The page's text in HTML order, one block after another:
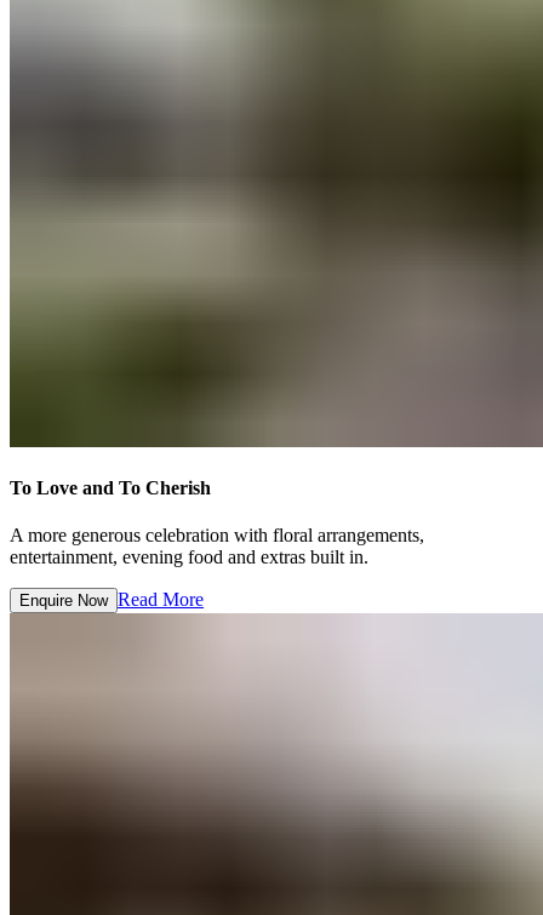
To Love and To Cherish​​​​‌ ‍ ​‍​‍‌‍ ‌ ​‍‌‍‍‌‌‍‌ ‌‍‍‌‌‍ ‍​‍​‍​ ‍‍​‍​‍‌ ​ ‌‍​‌‌‍ ‍‌‍‍‌‌ ‌​‌ ‍‌​‍ ‍‌‍‍‌‌‍ ​‍​‍​‍ ​​‍​‍‌‍‍​‌ ​‍‌‍‌‌‌‍‌‍​‍​‍​ ‍‍​‍​‍‌‍‍​‌ ‌​‌ ‌​‌ ​​‌ ​ ​ ‍‍​‍ ​‍ ‌‍ ​​‍ ‌‌‍​‌‌‍ ‍‌‍‌​​‍ ‌‌ ​‍​‍ ‌‌‍‍​‌‍ ‌ ‌​‌‍‌‌‌‍ ​‌ ​ ​‍ ‌‌ ​ ‌ ‌​‌ ‌‌‌‍‌​‌‍‍‌‌‍ ​‍ ‍‌ ‌‍‌‍‌‌‌ ​‍‌‍​ ‌‍‌‌‌‍ ​​‍ ‍‌‍​‌‌ ​​‌ ​​​‍ ‌‍‍‌‌‍ ‍‌ ‌​‌‍‌‌‌‍ ‍‌ ‌​​‍ ‌‍‌‌‌‍‌​‌‍‍‌‌ ‌​​‍ ‌‍ ‌‌‍ ‌‍‌​‌‍‌‌​ ‌‌ ​​‌ ​‍‌‍‌‌‌ ​ ‌‍‌‌‌‍ ‍‌ ‌​‌‍​‌‌ ‌​‌‍‍‌‌‍ ‌‍ ‍​ ‍ ‌‍‍‌‌‍‌​​ ‌​ ​‍​ ‍‌​ ‌​‌‍‌​​ ‌‌​ ‌‌‌‍‌‍​ ‌​​‍ ‌‌‍​‍‌‍‌‌​ ‌‌‌‍‌‌​‍ ‌​ ‌​​ ​​‌‍​‌​ ​‌​‍ ‌‌‍​‌​ ‌ ​ ‍‌​ ‌ ​‍ ‌‌‍‌‍​ ‌ ​ ​ ‌‍​‍‌‍‌‍‌‍‌​‌‍​ ‌‍‌‌​ ‌ ‌‍​‍‌‍‌‌​ ​​​ ‍ ‌ ‌​‌ ‍‌‌ ​​‌‍‌‌​ ‌‌‍‍​‌‍ ‌ ‌​‌‍‌‌‌‍ ​‌‌​ ‌‍‍‌‌ ‌​‌‍‌‌‌‌​​‌‍​‌‌‍‌ ‌‍‌‌​ ‍ ‌ ​​‌‍​‌‌ ‌​‌‍‍​​ ‌‌ ​​‌‍​‌‌‍‌ ‌‍‌‌‌​​‍‌ ‌‌‌‍‍‌‌‍ ​‌‍‌​‌‍‌‌‌ ​‍​‍‌‌​ ‌‌‌​​‍‌‌ ‌‍‍ ‌‍‌‌‌ ‍‌​‍‌‌​ ​ ‌​‌​​‍‌‌​ ​ ‌​‌​​‍‌‌​ ​‍​ ​‍‌‍​‍​ ​ ‌‍‌‍​ ​‌​ ‌‍​ ‍‌‌‍‌‍​ ‍​‌‍‌‍‌‍‌‍‌‍‌‌​ ​‍​‍‌‌​ ​‍​ ​‍​‍‌‌​ ‌‌‌​‌​​‍ ‍‌‍​ ‌‍ ‌‍ ‍‌ ‌​‌‍‌‌‌‍ ‍‌ ‌​​‍‌‌​ ‌‌‌​​‍‌‌ ‌‍‍ ‌‍‌‌‌ ‍‌​‍‌‌​ ​ ‌​‌​​‍‌‌​ ​ ‌​‌​​‍‌‌​ ​‍​ ​‍‌‍‌​​ ‍​​ ‌ ‌‍​ ​ ‌ ​ ​​​ ​‌​ ‌‍‌‍‌​​ ‍‌​ ​ ​ ​‍​‍‌‌​ ​‍​ ​‍​‍‌‌​ ‌‌‌​‌​​‍ ‍‌ ‌​‌‍‍‌‌ ‌​‌‍ ​‌‍‌‌​ ‌‍​‍‌‍​‌‌ ​ ‌‍‌‌‌‌‌‌‌ ​‍‌‍ ​​ ‌‌‍‍​‌ ‌​‌ ‌​‌ ​​‌ ​ ​‍‌‌​ ​ ‌​​‌​‍‌‌​ ​‍‌​‌‍​‍‌‌​ ​‍‌​‌‍‌‍ ​​‍ ‌‌‍​‌‌‍ ‍‌‍‌​​‍ ‌‌ ​‍​‍ ‌‌‍‍​‌‍ ‌ ‌​‌‍‌‌‌‍ ​‌ ​ ​‍ ‌‌ ​ ‌ ‌​‌ ‌‌‌‍‌​‌‍‍‌‌‍ ​‍ ‍‌ ‌‍‌‍‌‌‌ ​‍‌‍​ ‌‍‌‌‌‍ ​​‍ ‍‌‍​‌‌ ​​‌ ​​​‍‌‍‌‍‍‌‌‍‌​​ ‌​ ​‍​ ‍‌​ ‌​‌‍‌​​ ‌‌​ ‌‌‌‍‌‍​ ‌​​‍ ‌‌‍​‍‌‍‌‌​ ‌‌‌‍‌‌​‍ ‌​ ‌​​ ​​‌‍​‌​ ​‌​‍ ‌‌‍​‌​ ‌ ​ ‍‌​ ‌ ​‍ ‌‌‍‌‍​ ‌ ​ ​ ‌‍​‍‌‍‌‍‌‍‌​‌‍​ ‌‍‌‌​ ‌ ‌‍​‍‌‍‌‌​ ​​​‍‌‍‌ ‌​‌ ‍‌‌ ​​‌‍‌‌​ ‌‌‍‍​‌‍ ‌ ‌​‌‍‌‌‌‍ ​‌‌​ ‌‍‍‌‌ ‌​‌‍‌‌‌‌​​‌‍​‌‌‍‌ ‌‍‌‌​‍‌‍‌ ​​‌‍​‌‌ ‌​‌‍‍​​ ‌‌ ​​‌‍​‌‌‍‌ ‌‍‌‌‌​​‍‌ ‌‌‌‍‍‌‌‍ ​‌‍‌​‌‍‌‌‌ ​‍​‍‌‌​ ‌‌‌​​‍‌‌ ‌‍‍ ‌‍‌‌‌ ‍‌​‍‌‌​ ​ ‌​‌​​‍‌‌​ ​ ‌​‌​​‍‌‌​ ​‍​ ​‍‌‍​‍​ ​ ‌‍‌‍​ ​‌​ ‌‍​ ‍‌‌‍‌‍​ ‍​‌‍‌‍‌‍‌‍‌‍‌‌​ ​‍​‍‌‌​ ​‍​ ​‍​‍‌‌​ ‌‌‌​‌​​‍ ‍‌‍​ ‌‍ ‌‍ ‍‌ ‌​‌‍‌‌‌‍ ‍‌ ‌​​‍‌‌​ ‌‌‌​​‍‌‌ ‌‍‍ ‌‍‌‌‌ ‍‌​‍‌‌​ ​ ‌​‌​​‍‌‌​ ​ ‌​‌​​‍‌‌​ ​‍​ ​‍‌‍‌​​ ‍​​ ‌ ‌‍​ ​ ‌ ​ ​​​ ​‌​ ‌‍‌‍‌​​ ‍‌​ ​ ​ ​‍​‍‌‌​ ​‍​ ​‍​‍‌‌​ ‌‌‌​‌​​‍ ‍‌ ‌​‌‍‍‌‌ ‌​‌‍ ​‌‍‌‌​‍‌‍‌ ​​‌‍‌‌‌ ​‍‌ ​ ‌ ​​‌‍‌‌‌‍​ ‌ ‌​‌‍‍‌‌ ‌‍‌‍‌‌​ ‌‌ ​​‌ ‌‌‌‍​‍‌‍ ​‌‍‍‌‌ ​ ‌‍‍​‌‍‌‌‌‍‌​​‍​‍‌ ‌
A more generous celebration with floral arrangements,
entertainment, evening food and extras built in.​​​​‌ ‍ ​‍​‍‌‍ ‌ ​‍‌‍‍‌‌‍‌ ‌‍‍‌‌‍ ‍​‍​‍​ ‍‍​‍​‍‌ ​ ‌‍​‌‌‍ ‍‌‍‍‌‌ ‌​‌ ‍‌​‍ ‍‌‍‍‌‌‍ ​‍​‍​‍ ​​‍​‍‌‍‍​‌ ​‍‌‍‌‌‌‍‌‍​‍​‍​ ‍‍​‍​‍‌‍‍​‌ ‌​‌ ‌​‌ ​​‌ ​ ​ ‍‍​‍ ​‍ ‌‍ ​​‍ ‌‌‍​‌‌‍ ‍‌‍‌​​‍ ‌‌ ​‍​‍ ‌‌‍‍​‌‍ ‌ ‌​‌‍‌‌‌‍ ​‌ ​ ​‍ ‌‌ ​ ‌ ‌​‌ ‌‌‌‍‌​‌‍‍‌‌‍ ​‍ ‍‌ ‌‍‌‍‌‌‌ ​‍‌‍​ ‌‍‌‌‌‍ ​​‍ ‍‌‍​‌‌ ​​‌ ​​​‍ ‌‍‍‌‌‍ ‍‌ ‌​‌‍‌‌‌‍ ‍‌ ‌​​‍ ‌‍‌‌‌‍‌​‌‍‍‌‌ ‌​​‍ ‌‍ ‌‌‍ ‌‍‌​‌‍‌‌​ ‌‌ ​​‌ ​‍‌‍‌‌‌ ​ ‌‍‌‌‌‍ ‍‌ ‌​‌‍​‌‌ ‌​‌‍‍‌‌‍ ‌‍ ‍​ ‍ ‌‍‍‌‌‍‌​​ ‌​ ​‍​ ‍‌​ ‌​‌‍‌​​ ‌‌​ ‌‌‌‍‌‍​ ‌​​‍ ‌‌‍​‍‌‍‌‌​ ‌‌‌‍‌‌​‍ ‌​ ‌​​ ​​‌‍​‌​ ​‌​‍ ‌‌‍​‌​ ‌ ​ ‍‌​ ‌ ​‍ ‌‌‍‌‍​ ‌ ​ ​ ‌‍​‍‌‍‌‍‌‍‌​‌‍​ ‌‍‌‌​ ‌ ‌‍​‍‌‍‌‌​ ​​​ ‍ ‌ ‌​‌ ‍‌‌ ​​‌‍‌‌​ ‌‌‍‍​‌‍ ‌ ‌​‌‍‌‌‌‍ ​‌‌​ ‌‍‍‌‌ ‌​‌‍‌‌‌‌​​‌‍​‌‌‍‌ ‌‍‌‌​ ‍ ‌ ​​‌‍​‌‌ ‌​‌‍‍​​ ‌‌ ​​‌‍​‌‌‍‌ ‌‍‌‌‌​​‍‌ ‌‌‌‍‍‌‌‍ ​‌‍‌​‌‍‌‌‌ ​‍​‍‌‌​ ‌‌‌​​‍‌‌ ‌‍‍ ‌‍‌‌‌ ‍‌​‍‌‌​ ​ ‌​‌​​‍‌‌​ ​ ‌​‌​​‍‌‌​ ​‍​ ​‍‌‍​‍​ ​ ‌‍‌‍​ ​‌​ ‌‍​ ‍‌‌‍‌‍​ ‍​‌‍‌‍‌‍‌‍‌‍‌‌​ ​‍​‍‌‌​ ​‍​ ​‍​‍‌‌​ ‌‌‌​‌​​‍ ‍‌‍​ ‌‍ ‌‍ ‍‌ ‌​‌‍‌‌‌‍ ‍‌ ‌​​‍‌‌​ ‌‌‌​​‍‌‌ ‌‍‍ ‌‍‌‌‌ ‍‌​‍‌‌​ ​ ‌​‌​​‍‌‌​ ​ ‌​‌​​‍‌‌​ ​‍​ ​‍‌‍‌​​ ‍​​ ‌ ‌‍​ ​ ‌ ​ ​​​ ​‌​ ‌‍‌‍‌​​ ‍‌​ ​ ​ ​‍​‍‌‌​ ​‍​ ​‍​‍‌‌​ ‌‌‌​‌​​‍ ‍‌‍‌‌‌ ‍​‌‍​ ‌‍‌‌‌ ​‍‌ ​​‌ ‌​​ ‌‍​‍‌‍​‌‌ ​ ‌‍‌‌‌‌‌‌‌ ​‍‌‍ ​​ ‌‌‍‍​‌ ‌​‌ ‌​‌ ​​‌ ​ ​‍‌‌​ ​ ‌​​‌​‍‌‌​ ​‍‌​‌‍​‍‌‌​ ​‍‌​‌‍‌‍ ​​‍ ‌‌‍​‌‌‍ ‍‌‍‌​​‍ ‌‌ ​‍​‍ ‌‌‍‍​‌‍ ‌ ‌​‌‍‌‌‌‍ ​‌ ​ ​‍ ‌‌ ​ ‌ ‌​‌ ‌‌‌‍‌​‌‍‍‌‌‍ ​‍ ‍‌ ‌‍‌‍‌‌‌ ​‍‌‍​ ‌‍‌‌‌‍ ​​‍ ‍‌‍​‌‌ ​​‌ ​​​‍‌‍‌‍‍‌‌‍‌​​ ‌​ ​‍​ ‍‌​ ‌​‌‍‌​​ ‌‌​ ‌‌‌‍‌‍​ ‌​​‍ ‌‌‍​‍‌‍‌‌​ ‌‌‌‍‌‌​‍ ‌​ ‌​​ ​​‌‍​‌​ ​‌​‍ ‌‌‍​‌​ ‌ ​ ‍‌​ ‌ ​‍ ‌‌‍‌‍​ ‌ ​ ​ ‌‍​‍‌‍‌‍‌‍‌​‌‍​ ‌‍‌‌​ ‌ ‌‍​‍‌‍‌‌​ ​​​‍‌‍‌ ‌​‌ ‍‌‌ ​​‌‍‌‌​ ‌‌‍‍​‌‍ ‌ ‌​‌‍‌‌‌‍ ​‌‌​ ‌‍‍‌‌ ‌​‌‍‌‌‌‌​​‌‍​‌‌‍‌ ‌‍‌‌​‍‌‍‌ ​​‌‍​‌‌ ‌​‌‍‍​​ ‌‌ ​​‌‍​‌‌‍‌ ‌‍‌‌‌​​‍‌ ‌‌‌‍‍‌‌‍ ​‌‍‌​‌‍‌‌‌ ​‍​‍‌‌​ ‌‌‌​​‍‌‌ ‌‍‍ ‌‍‌‌‌ ‍‌​‍‌‌​ ​ ‌​‌​​‍‌‌​ ​ ‌​‌​​‍‌‌​ ​‍​ ​‍‌‍​‍​ ​ ‌‍‌‍​ ​‌​ ‌‍​ ‍‌‌‍‌‍​ ‍​‌‍‌‍‌‍‌‍‌‍‌‌​ ​‍​‍‌‌​ ​‍​ ​‍​‍‌‌​ ‌‌‌​‌​​‍ ‍‌‍​ ‌‍ ‌‍ ‍‌ ‌​‌‍‌‌‌‍ ‍‌ ‌​​‍‌‌​ ‌‌‌​​‍‌‌ ‌‍‍ ‌‍‌‌‌ ‍‌​‍‌‌​ ​ ‌​‌​​‍‌‌​ ​ ‌​‌​​‍‌‌​ ​‍​ ​‍‌‍‌​​ ‍​​ ‌ ‌‍​ ​ ‌ ​ ​​​ ​‌​ ‌‍‌‍‌​​ ‍‌​ ​ ​ ​‍​‍‌‌​ ​‍​ ​‍​‍‌‌​ ‌‌‌​‌​​‍ ‍‌‍‌‌‌ ‍​‌‍​ ‌‍‌‌‌ ​‍‌ ​​‌ ‌​​‍‌‍‌ ​​‌‍‌‌‌ ​‍‌ ​ ‌ ​​‌‍‌‌‌‍​ ‌ ‌​‌‍‍‌‌ ‌‍‌‍‌‌​ ‌‌ ​​‌ ‌‌‌‍​‍‌‍ ​‌‍‍‌‌ ​ ‌‍‍​‌‍‌‌‌‍‌​​‍​‍‌ ‌
Enquire Now​​​​‌ ‍ ​‍​‍‌‍ ‌ ​‍‌‍‍‌‌‍‌ ‌‍‍‌‌‍ ‍​‍​‍​ ‍‍​‍​‍‌ ​ ‌‍​‌‌‍ ‍‌‍‍‌‌ ‌​‌ ‍‌​‍ ‍‌‍‍‌‌‍ ​‍​‍​‍ ​​‍​‍‌‍‍​‌ ​‍‌‍‌‌‌‍‌‍​‍​‍​ ‍‍​‍​‍‌‍‍​‌ ‌​‌ ‌​‌ ​​‌ ​ ​ ‍‍​‍ ​‍ ‌‍ ​​‍ ‌‌‍​‌‌‍ ‍‌‍‌​​‍ ‌‌ ​‍​‍ ‌‌‍‍​‌‍ ‌ ‌​‌‍‌‌‌‍ ​‌ ​ ​‍ ‌‌ ​ ‌ ‌​‌ ‌‌‌‍‌​‌‍‍‌‌‍ ​‍ ‍‌ ‌‍‌‍‌‌‌ ​‍‌‍​ ‌‍‌‌‌‍ ​​‍ ‍‌‍​‌‌ ​​‌ ​​​‍ ‌‍‍‌‌‍ ‍‌ ‌​‌‍‌‌‌‍ ‍‌ ‌​​‍ ‌‍‌‌‌‍‌​‌‍‍‌‌ ‌​​‍ ‌‍ ‌‌‍ ‌‍‌​‌‍‌‌​ ‌‌ ​​‌ ​‍‌‍‌‌‌ ​ ‌‍‌‌‌‍ ‍‌ ‌​‌‍​‌‌ ‌​‌‍‍‌‌‍ ‌‍ ‍​ ‍ ‌‍‍‌‌‍‌​​ ‌​ ​‍​ ‍‌​ ‌​‌‍‌​​ ‌‌​ ‌‌‌‍‌‍​ ‌​​‍ ‌‌‍​‍‌‍‌‌​ ‌‌‌‍‌‌​‍ ‌​ ‌​​ ​​‌‍​‌​ ​‌​‍ ‌‌‍​‌​ ‌ ​ ‍‌​ ‌ ​‍ ‌‌‍‌‍​ ‌ ​ ​ ‌‍​‍‌‍‌‍‌‍‌​‌‍​ ‌‍‌‌​ ‌ ‌‍​‍‌‍‌‌​ ​​​ ‍ ‌ ‌​‌ ‍‌‌ ​​‌‍‌‌​ ‌‌‍‍​‌‍ ‌ ‌​‌‍‌‌‌‍ ​‌‌​ ‌‍‍‌‌ ‌​‌‍‌‌‌‌​​‌‍​‌‌‍‌ ‌‍‌‌​ ‍ ‌ ​​‌‍​‌‌ ‌​‌‍‍​​ ‌‌ ​​‌‍​‌‌‍‌ ‌‍‌‌‌​​‍‌ ‌‌‌‍‍‌‌‍ ​‌‍‌​‌‍‌‌‌ ​‍​‍‌‌​ ‌‌‌​​‍‌‌ ‌‍‍ ‌‍‌‌‌ ‍‌​‍‌‌​ ​ ‌​‌​​‍‌‌​ ​ ‌​‌​​‍‌‌​ ​‍​ ​‍‌‍​‍​ ​ ‌‍‌‍​ ​‌​ ‌‍​ ‍‌‌‍‌‍​ ‍​‌‍‌‍‌‍‌‍‌‍‌‌​ ​‍​‍‌‌​ ​‍​ ​‍​‍‌‌​ ‌‌‌​‌​​‍ ‍‌‍​ ‌‍ ‌‍ ‍‌ ‌​‌‍‌‌‌‍ ‍‌ ‌​​‍‌‌​ ‌‌‌​​‍‌‌ ‌‍‍ ‌‍‌‌‌ ‍‌​‍‌‌​ ​ ‌​‌​​‍‌‌​ ​ ‌​‌​​‍‌‌​ ​‍​ ​‍‌‍‌​​ ‍​​ ‌ ‌‍​ ​ ‌ ​ ​​​ ​‌​ ‌‍‌‍‌​​ ‍‌​ ​ ​ ​‍​‍‌‌​ ​‍​ ​‍​‍‌‌​ ‌‌‌​‌​​‍ ‍‌ ​​‌ ​‍‌‍‍‌‌‍ ‌‌‍​‌‌ ​‍‌ ‍‌‌​​ ‌ ‌​‌‍​‌​‍ ‍‌‍ ​‌‍​‌‌‍​‍‌‍‌‌‌‍ ​​ ‌‍​‍‌‍​‌‌ ​ ‌‍‌‌‌‌‌‌‌ ​‍‌‍ ​​ ‌‌‍‍​‌ ‌​‌ ‌​‌ ​​‌ ​ ​‍‌‌​ ​ ‌​​‌​‍‌‌​ ​‍‌​‌‍​‍‌‌​ ​‍‌​‌‍‌‍ ​​‍ ‌‌‍​‌‌‍ ‍‌‍‌​​‍ ‌‌ ​‍​‍ ‌‌‍‍​‌‍ ‌ ‌​‌‍‌‌‌‍ ​‌ ​ ​‍ ‌‌ ​ ‌ ‌​‌ ‌‌‌‍‌​‌‍‍‌‌‍ ​‍ ‍‌ ‌‍‌‍‌‌‌ ​‍‌‍​ ‌‍‌‌‌‍ ​​‍ ‍‌‍​‌‌ ​​‌ ​​​‍‌‍‌‍‍‌‌‍‌​​ ‌​ ​‍​ ‍‌​ ‌​‌‍‌​​ ‌‌​ ‌‌‌‍‌‍​ ‌​​‍ ‌‌‍​‍‌‍‌‌​ ‌‌‌‍‌‌​‍ ‌​ ‌​​ ​​‌‍​‌​ ​‌​‍ ‌‌‍​‌​ ‌ ​ ‍‌​ ‌ ​‍ ‌‌‍‌‍​ ‌ ​ ​ ‌‍​‍‌‍‌‍‌‍‌​‌‍​ ‌‍‌‌​ ‌ ‌‍​‍‌‍‌‌​ ​​​‍‌‍‌ ‌​‌ ‍‌‌ ​​‌‍‌‌​ ‌‌‍‍​‌‍ ‌ ‌​‌‍‌‌‌‍ ​‌‌​ ‌‍‍‌‌ ‌​‌‍‌‌‌‌​​‌‍​‌‌‍‌ ‌‍‌‌​‍‌‍‌ ​​‌‍​‌‌ ‌​‌‍‍​​ ‌‌ ​​‌‍​‌‌‍‌ ‌‍‌‌‌​​‍‌ ‌‌‌‍‍‌‌‍ ​‌‍‌​‌‍‌‌‌ ​‍​‍‌‌​ ‌‌‌​​‍‌‌ ‌‍‍ ‌‍‌‌‌ ‍‌​‍‌‌​ ​ ‌​‌​​‍‌‌​ ​ ‌​‌​​‍‌‌​ ​‍​ ​‍‌‍​‍​ ​ ‌‍‌‍​ ​‌​ ‌‍​ ‍‌‌‍‌‍​ ‍​‌‍‌‍‌‍‌‍‌‍‌‌​ ​‍​‍‌‌​ ​‍​ ​‍​‍‌‌​ ‌‌‌​‌​​‍ ‍‌‍​ ‌‍ ‌‍ ‍‌ ‌​‌‍‌‌‌‍ ‍‌ ‌​​‍‌‌​ ‌‌‌​​‍‌‌ ‌‍‍ ‌‍‌‌‌ ‍‌​‍‌‌​ ​ ‌​‌​​‍‌‌​ ​ ‌​‌​​‍‌‌​ ​‍​ ​‍‌‍‌​​ ‍​​ ‌ ‌‍​ ​ ‌ ​ ​​​ ​‌​ ‌‍‌‍‌​​ ‍‌​ ​ ​ ​‍​‍‌‌​ ​‍​ ​‍​‍‌‌​ ‌‌‌​‌​​‍ ‍‌ ​​‌ ​‍‌‍‍‌‌‍ ‌‌‍​‌‌ ​‍‌ ‍‌‌​​ ‌ ‌​‌‍​‌​‍ ‍‌‍ ​‌‍​‌‌‍​‍‌‍‌‌‌‍ ​​‍‌‍‌ ​​‌‍‌‌‌ ​‍‌ ​ ‌ ​​‌‍‌‌‌‍​ ‌ ‌​‌‍‍‌‌ ‌‍‌‍‌‌​ ‌‌ ​​‌ ‌‌‌‍​‍‌‍ ​‌‍‍‌‌ ​ ‌‍‍​‌‍‌‌‌‍‌​​‍​‍‌ ‌ Read More​​​​‌ ‍ ​‍​‍‌‍ ‌ ​‍‌‍‍‌‌‍‌ ‌‍‍‌‌‍ ‍​‍​‍​ ‍‍​‍​‍‌ ​ ‌‍​‌‌‍ ‍‌‍‍‌‌ ‌​‌ ‍‌​‍ ‍‌‍‍‌‌‍ ​‍​‍​‍ ​​‍​‍‌‍‍​‌ ​‍‌‍‌‌‌‍‌‍​‍​‍​ ‍‍​‍​‍‌‍‍​‌ ‌​‌ ‌​‌ ​​‌ ​ ​ ‍‍​‍ ​‍ ‌‍ ​​‍ ‌‌‍​‌‌‍ ‍‌‍‌​​‍ ‌‌ ​‍​‍ ‌‌‍‍​‌‍ ‌ ‌​‌‍‌‌‌‍ ​‌ ​ ​‍ ‌‌ ​ ‌ ‌​‌ ‌‌‌‍‌​‌‍‍‌‌‍ ​‍ ‍‌ ‌‍‌‍‌‌‌ ​‍‌‍​ ‌‍‌‌‌‍ ​​‍ ‍‌‍​‌‌ ​​‌ ​​​‍ ‌‍‍‌‌‍ ‍‌ ‌​‌‍‌‌‌‍ ‍‌ ‌​​‍ ‌‍‌‌‌‍‌​‌‍‍‌‌ ‌​​‍ ‌‍ ‌‌‍ ‌‍‌​‌‍‌‌​ ‌‌ ​​‌ ​‍‌‍‌‌‌ ​ ‌‍‌‌‌‍ ‍‌ ‌​‌‍​‌‌ ‌​‌‍‍‌‌‍ ‌‍ ‍​ ‍ ‌‍‍‌‌‍‌​​ ‌​ ​‍​ ‍‌​ ‌​‌‍‌​​ ‌‌​ ‌‌‌‍‌‍​ ‌​​‍ ‌‌‍​‍‌‍‌‌​ ‌‌‌‍‌‌​‍ ‌​ ‌​​ ​​‌‍​‌​ ​‌​‍ ‌‌‍​‌​ ‌ ​ ‍‌​ ‌ ​‍ ‌‌‍‌‍​ ‌ ​ ​ ‌‍​‍‌‍‌‍‌‍‌​‌‍​ ‌‍‌‌​ ‌ ‌‍​‍‌‍‌‌​ ​​​ ‍ ‌ ‌​‌ ‍‌‌ ​​‌‍‌‌​ ‌‌‍‍​‌‍ ‌ ‌​‌‍‌‌‌‍ ​‌‌​ ‌‍‍‌‌ ‌​‌‍‌‌‌‌​​‌‍​‌‌‍‌ ‌‍‌‌​ ‍ ‌ ​​‌‍​‌‌ ‌​‌‍‍​​ ‌‌ ​​‌‍​‌‌‍‌ ‌‍‌‌‌​​‍‌ ‌‌‌‍‍‌‌‍ ​‌‍‌​‌‍‌‌‌ ​‍​‍‌‌​ ‌‌‌​​‍‌‌ ‌‍‍ ‌‍‌‌‌ ‍‌​‍‌‌​ ​ ‌​‌​​‍‌‌​ ​ ‌​‌​​‍‌‌​ ​‍​ ​‍‌‍​‍​ ​ ‌‍‌‍​ ​‌​ ‌‍​ ‍‌‌‍‌‍​ ‍​‌‍‌‍‌‍‌‍‌‍‌‌​ ​‍​‍‌‌​ ​‍​ ​‍​‍‌‌​ ‌‌‌​‌​​‍ ‍‌‍​ ‌‍ ‌‍ ‍‌ ‌​‌‍‌‌‌‍ ‍‌ ‌​​‍‌‌​ ‌‌‌​​‍‌‌ ‌‍‍ ‌‍‌‌‌ ‍‌​‍‌‌​ ​ ‌​‌​​‍‌‌​ ​ ‌​‌​​‍‌‌​ ​‍​ ​‍‌‍‌​​ ‍​​ ‌ ‌‍​ ​ ‌ ​ ​​​ ​‌​ ‌‍‌‍‌​​ ‍‌​ ​ ​ ​‍​‍‌‌​ ​‍​ ​‍​‍‌‌​ ‌‌‌​‌​​‍ ‍‌ ​ ‌‍‌‌‌‍​ ‌‍ ‌‍ ‍‌‍‌​‌‍​‌‌ ​‍‌ ‍‌‌​​ ‌ ‌​‌‍​‌​‍ ‍‌‍ ​‌‍​‌‌‍​‍‌‍‌‌‌‍ ​​ ‌‍​‍‌‍​‌‌ ​ ‌‍‌‌‌‌‌‌‌ ​‍‌‍ ​​ ‌‌‍‍​‌ ‌​‌ ‌​‌ ​​‌ ​ ​‍‌‌​ ​ ‌​​‌​‍‌‌​ ​‍‌​‌‍​‍‌‌​ ​‍‌​‌‍‌‍ ​​‍ ‌‌‍​‌‌‍ ‍‌‍‌​​‍ ‌‌ ​‍​‍ ‌‌‍‍​‌‍ ‌ ‌​‌‍‌‌‌‍ ​‌ ​ ​‍ ‌‌ ​ ‌ ‌​‌ ‌‌‌‍‌​‌‍‍‌‌‍ ​‍ ‍‌ ‌‍‌‍‌‌‌ ​‍‌‍​ ‌‍‌‌‌‍ ​​‍ ‍‌‍​‌‌ ​​‌ ​​​‍‌‍‌‍‍‌‌‍‌​​ ‌​ ​‍​ ‍‌​ ‌​‌‍‌​​ ‌‌​ ‌‌‌‍‌‍​ ‌​​‍ ‌‌‍​‍‌‍‌‌​ ‌‌‌‍‌‌​‍ ‌​ ‌​​ ​​‌‍​‌​ ​‌​‍ ‌‌‍​‌​ ‌ ​ ‍‌​ ‌ ​‍ ‌‌‍‌‍​ ‌ ​ ​ ‌‍​‍‌‍‌‍‌‍‌​‌‍​ ‌‍‌‌​ ‌ ‌‍​‍‌‍‌‌​ ​​​‍‌‍‌ ‌​‌ ‍‌‌ ​​‌‍‌‌​ ‌‌‍‍​‌‍ ‌ ‌​‌‍‌‌‌‍ ​‌‌​ ‌‍‍‌‌ ‌​‌‍‌‌‌‌​​‌‍​‌‌‍‌ ‌‍‌‌​‍‌‍‌ ​​‌‍​‌‌ ‌​‌‍‍​​ ‌‌ ​​‌‍​‌‌‍‌ ‌‍‌‌‌​​‍‌ ‌‌‌‍‍‌‌‍ ​‌‍‌​‌‍‌‌‌ ​‍​‍‌‌​ ‌‌‌​​‍‌‌ ‌‍‍ ‌‍‌‌‌ ‍‌​‍‌‌​ ​ ‌​‌​​‍‌‌​ ​ ‌​‌​​‍‌‌​ ​‍​ ​‍‌‍​‍​ ​ ‌‍‌‍​ ​‌​ ‌‍​ ‍‌‌‍‌‍​ ‍​‌‍‌‍‌‍‌‍‌‍‌‌​ ​‍​‍‌‌​ ​‍​ ​‍​‍‌‌​ ‌‌‌​‌​​‍ ‍‌‍​ ‌‍ ‌‍ ‍‌ ‌​‌‍‌‌‌‍ ‍‌ ‌​​‍‌‌​ ‌‌‌​​‍‌‌ ‌‍‍ ‌‍‌‌‌ ‍‌​‍‌‌​ ​ ‌​‌​​‍‌‌​ ​ ‌​‌​​‍‌‌​ ​‍​ ​‍‌‍‌​​ ‍​​ ‌ ‌‍​ ​ ‌ ​ ​​​ ​‌​ ‌‍‌‍‌​​ ‍‌​ ​ ​ ​‍​‍‌‌​ ​‍​ ​‍​‍‌‌​ ‌‌‌​‌​​‍ ‍‌ ​ ‌‍‌‌‌‍​ ‌‍ ‌‍ ‍‌‍‌​‌‍​‌‌ ​‍‌ ‍‌‌​​ ‌ ‌​‌‍​‌​‍ ‍‌‍ ​‌‍​‌‌‍​‍‌‍‌‌‌‍ ​​‍‌‍‌ ​​‌‍‌‌‌ ​‍‌ ​ ‌ ​​‌‍‌‌‌‍​ ‌ ‌​‌‍‍‌‌ ‌‍‌‍‌‌​ ‌‌ ​​‌ ‌‌‌‍​‍‌‍ ​‌‍‍‌‌ ​ ‌‍‍​‌‍‌‌‌‍‌​​‍​‍‌ ‌